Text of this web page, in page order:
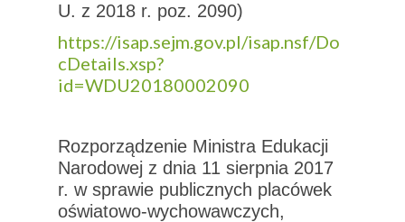
U. z 2018 r. poz. 2090)
https://isap.sejm.gov.pl/isap.nsf/Do
cDetails.xsp?
id=WDU20180002090
Rozporządzenie Ministra Edukacji
Narodowej z dnia 11 sierpnia 2017
r. w sprawie publicznych placówek
oświatowo-wychowawczych,